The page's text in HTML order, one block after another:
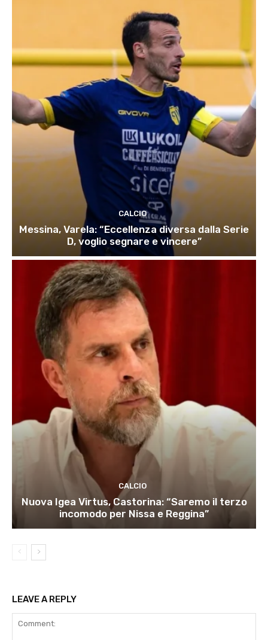
CALCIO
Messina, Varela: “Eccellenza diversa dalla Serie
D, voglio segnare e vincere”
CALCIO
Nuova Igea Virtus, Castorina: “Saremo il terzo
incomodo per Nissa e Reggina”
LEAVE A REPLY